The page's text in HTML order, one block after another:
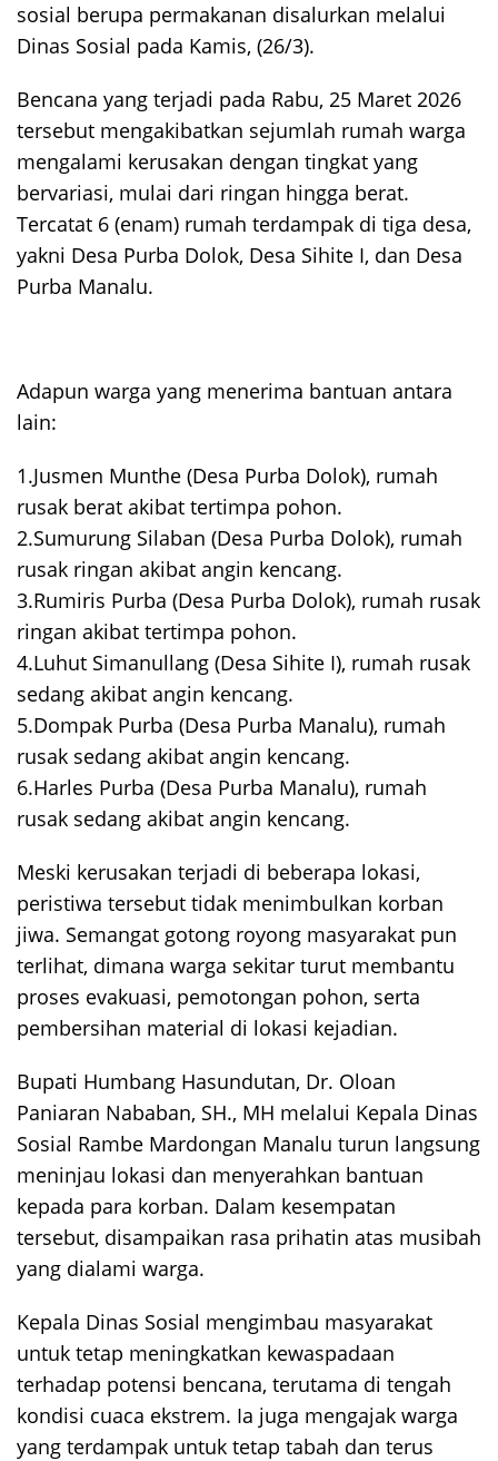
sosial berupa permakanan disalurkan melalui
Dinas Sosial pada Kamis, (26/3).
Bencana yang terjadi pada Rabu, 25 Maret 2026
tersebut mengakibatkan sejumlah rumah warga
mengalami kerusakan dengan tingkat yang
bervariasi, mulai dari ringan hingga berat.
Tercatat 6 (enam) rumah terdampak di tiga desa,
yakni Desa Purba Dolok, Desa Sihite I, dan Desa
Purba Manalu.
Adapun warga yang menerima bantuan antara
lain:
1.Jusmen Munthe (Desa Purba Dolok), rumah
rusak berat akibat tertimpa pohon.
2.Sumurung Silaban (Desa Purba Dolok), rumah
rusak ringan akibat angin kencang.
3.Rumiris Purba (Desa Purba Dolok), rumah rusak
ringan akibat tertimpa pohon.
4.Luhut Simanullang (Desa Sihite I), rumah rusak
sedang akibat angin kencang.
5.Dompak Purba (Desa Purba Manalu), rumah
rusak sedang akibat angin kencang.
6.Harles Purba (Desa Purba Manalu), rumah
rusak sedang akibat angin kencang.
Meski kerusakan terjadi di beberapa lokasi,
peristiwa tersebut tidak menimbulkan korban
jiwa. Semangat gotong royong masyarakat pun
terlihat, dimana warga sekitar turut membantu
proses evakuasi, pemotongan pohon, serta
pembersihan material di lokasi kejadian.
Bupati Humbang Hasundutan, Dr. Oloan
Paniaran Nababan, SH., MH melalui Kepala Dinas
Sosial Rambe Mardongan Manalu turun langsung
meninjau lokasi dan menyerahkan bantuan
kepada para korban. Dalam kesempatan
tersebut, disampaikan rasa prihatin atas musibah
yang dialami warga.
Kepala Dinas Sosial mengimbau masyarakat
untuk tetap meningkatkan kewaspadaan
terhadap potensi bencana, terutama di tengah
kondisi cuaca ekstrem. Ia juga mengajak warga
yang terdampak untuk tetap tabah dan terus